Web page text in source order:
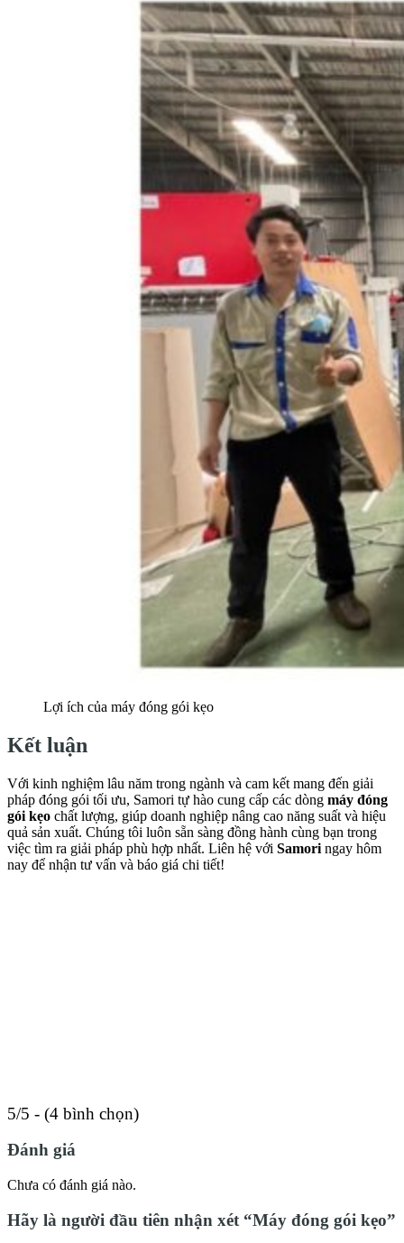
Lợi ích của máy đóng gói kẹo
Kết luận
Với kinh nghiệm lâu năm trong ngành và cam kết mang đến giải
pháp đóng gói tối ưu, Samori tự hào cung cấp các dòng máy đóng
gói kẹo chất lượng, giúp doanh nghiệp nâng cao năng suất và hiệu
quả sản xuất. Chúng tôi luôn sẵn sàng đồng hành cùng bạn trong
việc tìm ra giải pháp phù hợp nhất. Liên hệ với Samori ngay hôm
nay để nhận tư vấn và báo giá chi tiết!
5/5 - (4 bình chọn)
Đánh giá
Chưa có đánh giá nào.
Hãy là người đầu tiên nhận xét “Máy đóng gói kẹo”